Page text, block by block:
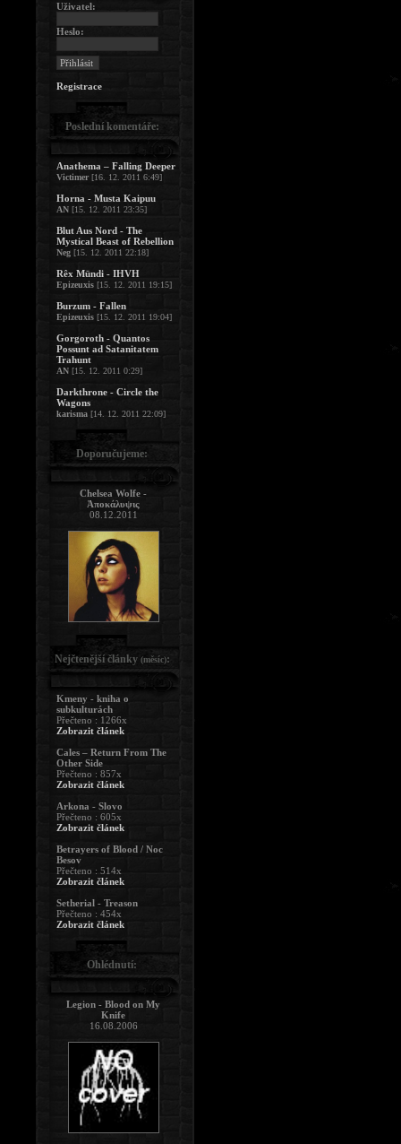
Uživatel:
Heslo:
Registrace
Poslední komentáře:
Anathema – Falling Deeper
Victimer[16. 12. 2011 6:49]
Horna - Musta Kaipuu
AN [15. 12. 2011 23:35]
Blut Aus Nord - The
Mystical Beast of Rebellion
Neg [15. 12. 2011 22:18]
Rêx Mündi - IHVH
Epizeuxis [15. 12. 2011 19:15]
Burzum - Fallen
Epizeuxis [15. 12. 2011 19:04]
Gorgoroth - Quantos
Possunt ad Satanitatem
Trahunt
AN [15. 12. 2011 0:29]
Darkthrone - Circle the
Wagons
karisma [14. 12. 2011 22:09]
Doporučujeme:
Chelsea Wolfe -
Ἀποκάλυψις
08.12.2011
Nejčtenější články (měsíc):
Kmeny - kniha o
subkulturách
Přečteno : 1266x
Zobrazit článek
Cales – Return From The
Other Side
Přečteno : 857x
Zobrazit článek
Arkona - Slovo
Přečteno : 605x
Zobrazit článek
Betrayers of Blood / Noc
Besov
Přečteno : 514x
Zobrazit článek
Setherial - Treason
Přečteno : 454x
Zobrazit článek
Ohlédnutí:
Legion - Blood on My
Knife
16.08.2006